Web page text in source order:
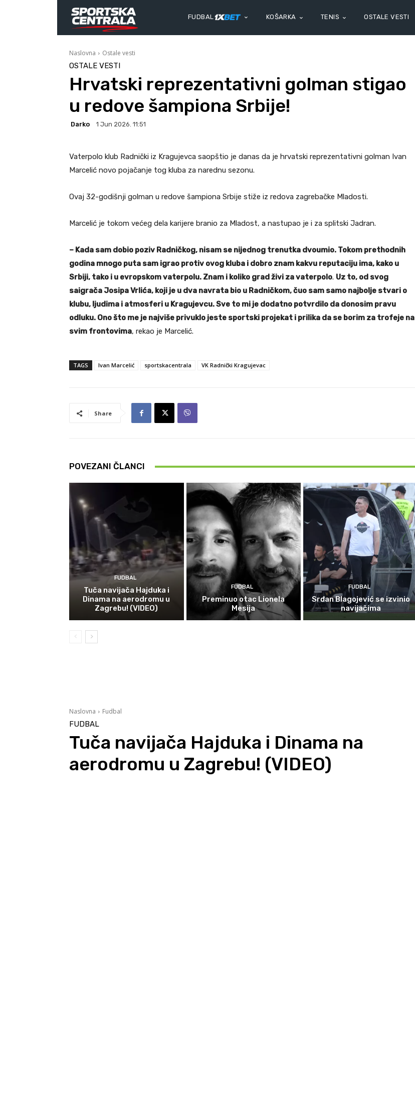
FUDBAL KOŠARKA TENIS OSTALE VESTI
Naslovna Ostale vesti
OSTALE VESTI
Hrvatski reprezentativni golman stigao
u redove šampiona Srbije!
Darko 1 Jun 2026. 11:51
Vaterpolo klub Radnički iz Kragujevca saopštio je danas da je hrvatski reprezentativni golman Ivan
Marcelić novo pojačanje tog kluba za narednu sezonu.
Ovaj 32-godišnji golman u redove šampiona Srbije stiže iz redova zagrebačke Mladosti.
Marcelić je tokom većeg dela karijere branio za Mladost, a nastupao je i za splitski Jadran.
– Kada sam dobio poziv Radničkog, nisam se nijednog trenutka dvoumio. Tokom prethodnih
godina mnogo puta sam igrao protiv ovog kluba i dobro znam kakvu reputaciju ima, kako u
Srbiji, tako i u evropskom vaterpolu. Znam i koliko grad živi za vaterpolo. Uz to, od svog
saigrača Josipa Vrlića, koji je u dva navrata bio u Radničkom, čuo sam samo najbolje stvari o
klubu, ljudima i atmosferi u Kragujevcu. Sve to mi je dodatno potvrdilo da donosim pravu
odluku. Ono što me je najviše privuklo jeste sportski projekat i prilika da se borim za trofeje na
svim frontovima, rekao je Marcelić.
TAGS Ivan Marcelić sportskacentrala VK Radnički Kragujevac
Share
POVEZANI ČLANCI
FUDBAL
Tuča navijača Hajduka i
Dinama na aerodromu u
Zagrebu! (VIDEO)
FUDBAL
Preminuo otac Lionela
Mesija
FUDBAL
Srđan Blagojević se izvinio
navijačima